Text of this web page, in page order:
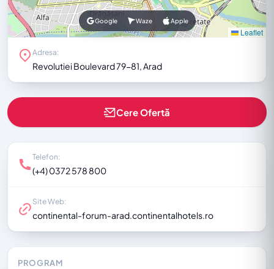
Leaflet
Google Waze Apple
Adresa:
Revolutiei Boulevard 79-81, Arad
Cere Ofertă
Telefon:
(+4) 0372 578 800
Site Web:
continental-forum-arad.continentalhotels.ro
PROGRAM